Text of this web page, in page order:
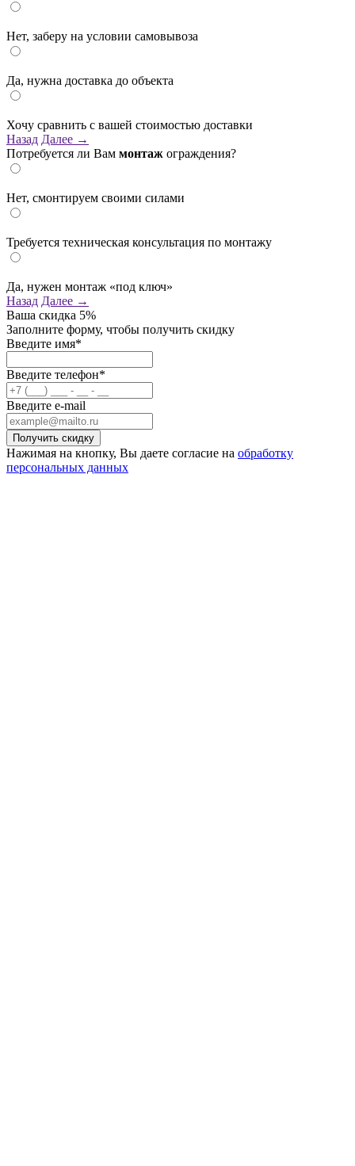
Нет, заберу на условии самовывоза
Да, нужна доставка до объекта
Хочу сравнить с вашей стоимостью доставки
Назад Далее →
Потребуется ли Вам монтаж ограждения?
Нет, смонтируем своими силами
Требуется техническая консультация по монтажу
Да, нужен монтаж «под ключ»
Назад Далее →
Ваша скидка 5%
Заполните форму, чтобы получить скидку
Введите имя*
Введите телефон*
Введите e-mail
Нажимая на кнопку, Вы даете согласие на обработку
персональных данных